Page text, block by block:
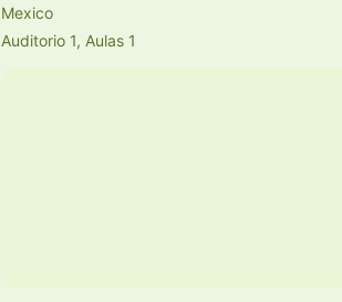
Mexico
Auditorio 1, Aulas 1